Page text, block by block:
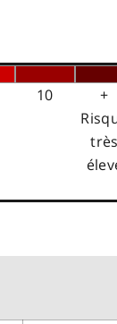
10
+
très